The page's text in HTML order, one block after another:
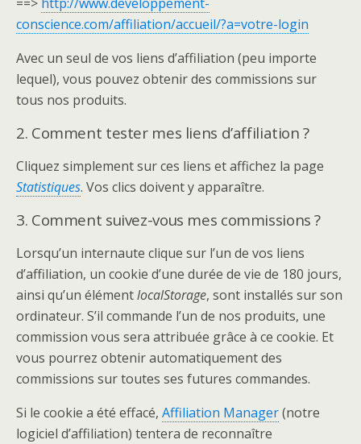
conscience.com/affiliation/accueil/?a=votre-login
Avec un seul de vos liens d’affiliation (peu importe
lequel), vous pouvez obtenir des commissions sur
tous nos produits.
2. Comment tester mes liens d’affiliation ?
Cliquez simplement sur ces liens et affichez la page
Statistiques. Vos clics doivent y apparaître.
3. Comment suivez-vous mes commissions ?
Lorsqu’un internaute clique sur l’un de vos liens
d’affiliation, un cookie d’une durée de vie de 180 jours,
ainsi qu’un élémentlocalStorage, sont installés sur son
ordinateur. S’il commande l’un de nos produits, une
commission vous sera attribuée grâce à ce cookie. Et
vous pourrez obtenir automatiquement des
commissions sur toutes ses futures commandes.
Si le cookie a été effacé, Affiliation Manager(notre
logiciel d’affiliation) tentera de reconnaître